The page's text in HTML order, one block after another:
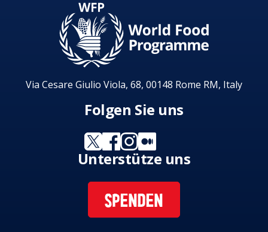
Via Cesare Giulio Viola, 68, 00148 Rome RM, Italy
Folgen Sie uns
Unterstütze uns
SPENDEN